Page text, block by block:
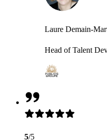
Laure Demain-
Head of Talent
5/5